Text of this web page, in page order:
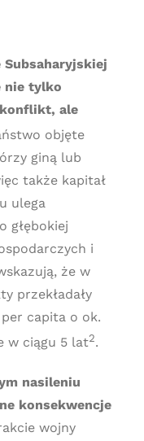
nie tylko
ale
objęte
giną lub
także kapitał
ulega
głębokiej
i
że w
przekładały
capita o ok.
w ciągu 5 lat2.
nasileniu
konsekwencje
wojny